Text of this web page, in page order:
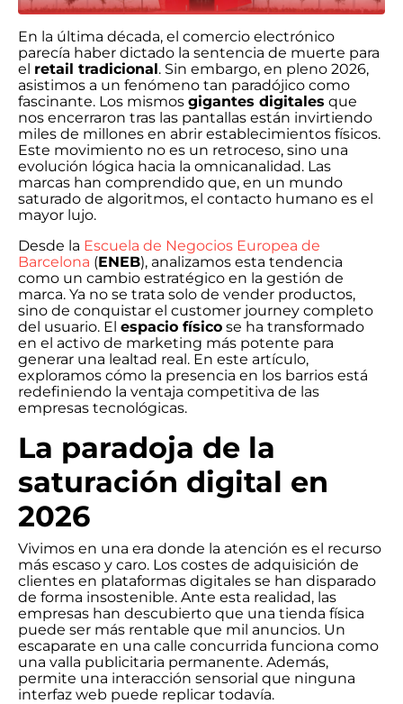
En la última década, el comercio electrónico
parecía haber dictado la sentencia de muerte para
el retail tradicional. Sin embargo, en pleno 2026,
asistimos a un fenómeno tan paradójico como
fascinante. Los mismos gigantes digitales que
nos encerraron tras las pantallas están invirtiendo
miles de millones en abrir establecimientos físicos.
Este movimiento no es un retroceso, sino una
evolución lógica hacia la omnicanalidad. Las
marcas han comprendido que, en un mundo
saturado de algoritmos, el contacto humano es el
mayor lujo.
Desde la Escuela de Negocios Europea de
Barcelona (ENEB), analizamos esta tendencia
como un cambio estratégico en la gestión de
marca. Ya no se trata solo de vender productos,
sino de conquistar el customer journey completo
del usuario. El espacio físico se ha transformado
en el activo de marketing más potente para
generar una lealtad real. En este artículo,
exploramos cómo la presencia en los barrios está
redefiniendo la ventaja competitiva de las
empresas tecnológicas.
La paradoja de la
saturación digital en
2026
Vivimos en una era donde la atención es el recurso
más escaso y caro. Los costes de adquisición de
clientes en plataformas digitales se han disparado
de forma insostenible. Ante esta realidad, las
empresas han descubierto que una tienda física
puede ser más rentable que mil anuncios. Un
escaparate en una calle concurrida funciona como
una valla publicitaria permanente. Además,
permite una interacción sensorial que ninguna
interfaz web puede replicar todavía.